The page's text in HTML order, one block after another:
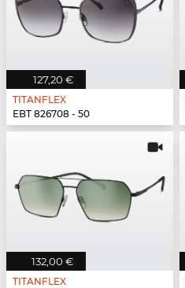
127,20 €
TITANFLEX
EBT 826708 - 50
132,00 €
TITANFLEX